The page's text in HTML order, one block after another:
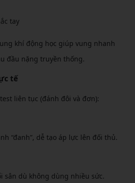
tay
khí động học giúp vung nhanh
đầu nặng truyền thống.
tế
liên tục (đánh đôi và đơn):
“đanh”, dễ tạo áp lực lên đối thủ.
sân dù không dùng nhiều sức.